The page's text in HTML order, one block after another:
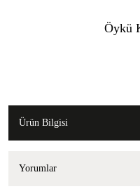
Öykü
Ürün Bilgisi
Yorumlar